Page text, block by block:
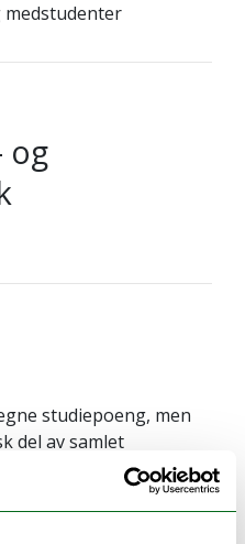
og
studiepoeng, men
del av samlet
sammen 10 dager i
i grupper.